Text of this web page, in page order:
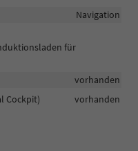
Navigation
für
vorhanden
Cockpit)
vorhanden